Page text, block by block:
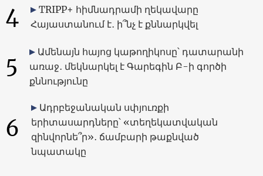
4
TRIPP+ հիմնադրամի ղեկավարը
Հայաստանում է․ ի՞նչ է քննարկվել
5
Ամենայն հայոց կաթողիկոսը՝ դատարանի
առաջ․ մեկնարկել է Գարեգին Բ-ի գործի
քննությունը
6
Ադրբեջանական սփյուռքի
երիտասարդները՝ «տեղեկատվական
զինվորնե՞ր»․ ճամբարի թաքնված
նպատակը